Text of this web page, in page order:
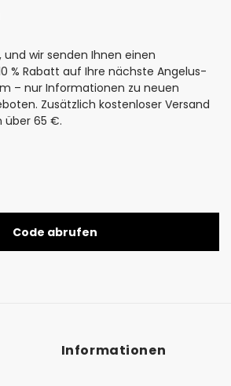
und wir senden Ihnen einen
% Rabatt auf Ihre nächste Angelus-
– nur Informationen zu neuen
Zusätzlich kostenloser Versand
über 65 €.
Code abrufen
Informationen